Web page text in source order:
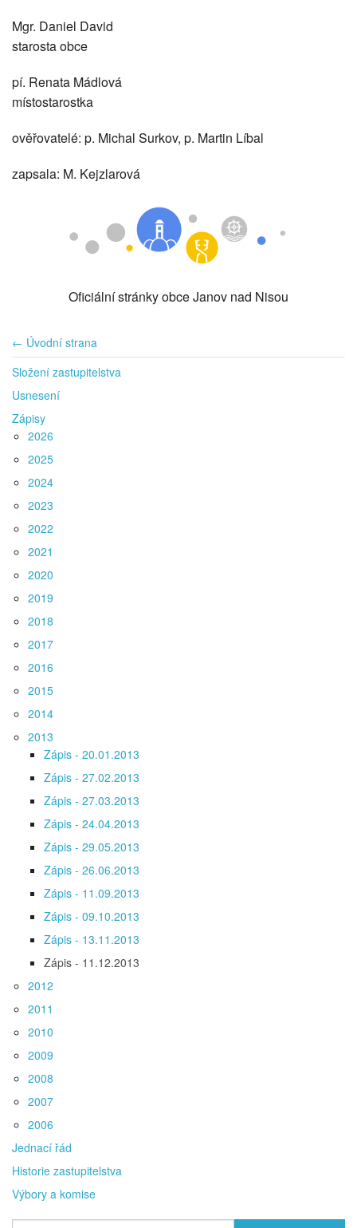
Mgr. Daniel David
starosta obce
pí. Renata Mádlová
místostarostka
ověřovatelé: p. Michal Surkov, p. Martin Líbal
zapsala: M. Kejzlarová
Oficiální stránky obce Janov nad Nisou
← Úvodní strana
Složení zastupitelstva
Usnesení
Zápisy
2026
2025
2024
2023
2022
2021
2020
2019
2018
2017
2016
2015
2014
2013
Zápis - 20.01.2013
Zápis - 27.02.2013
Zápis - 27.03.2013
Zápis - 24.04.2013
Zápis - 29.05.2013
Zápis - 26.06.2013
Zápis - 11.09.2013
Zápis - 09.10.2013
Zápis - 13.11.2013
Zápis - 11.12.2013
2012
2011
2010
2009
2008
2007
2006
Jednací řád
Historie zastupitelstva
Výbory a komise